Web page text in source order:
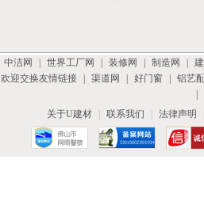
中洁网 | 世界工厂网 | 装修网 | 制造网 |
欢迎交换友情链接 | 渠道网 | 好门窗 | 铝艺
|
关于U建材
| 联系我们 | 法律声明